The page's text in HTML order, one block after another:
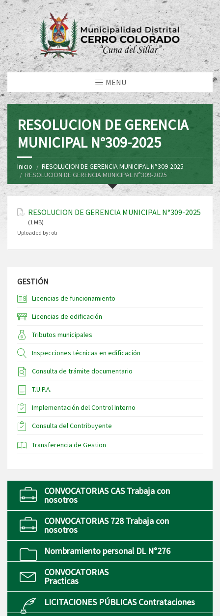
MENU
RESOLUCION DE GERENCIA
MUNICIPAL N°309-2025
Inicio
RESOLUCION DE GERENCIA MUNICIPAL N°309-2025
RESOLUCION DE GERENCIA MUNICIPAL N°309-2025
RESOLUCION DE GERENCIA MUNICIPAL N°309-2025
(1 MB)
Uploaded by: oti
GESTIÓN
Licencias de funcionamiento
Licencias de edificación
Tributos municipales
Inspecciones técnicas en edificación
Consulta de trámite documentario
T.U.P.A.
Implementación del Control Interno
Consulta del Contribuyente
Transferencia de Gestion
CONVOCATORIAS CAS Trabaja con
nosotros
CONVOCATORIAS 728 Trabaja con
nosotros
Nombramiento personal DL N°276
CONVOCATORIAS
Practicas
LICITACIONES PÚBLICAS Contrataciones